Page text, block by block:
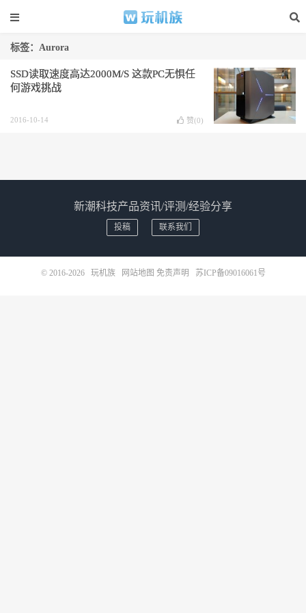
标签：Aurora
SSD读取速度高达2000M/S 这款PC无惧任
何游戏挑战
2016-10-14 赞(0)
新潮科技产品资讯/评测/经验分享
投稿 联系我们
© 2016-2026 玩机族 网站地图 免责声明 苏ICP备09016061号